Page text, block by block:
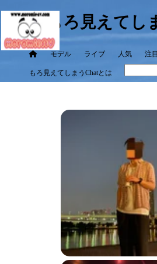
もろ見えてし
モデル ライブ 人気 注目
もろ見えてしまうChatとは